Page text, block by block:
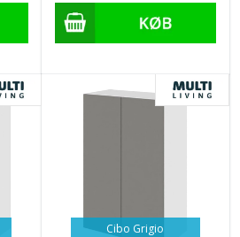
Cibo Grigio